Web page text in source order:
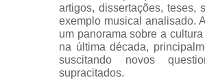
artigos, dissertações,
exemplo musical analisado.
um panorama sobre a
na última década,
suscitando novos
supracitados.